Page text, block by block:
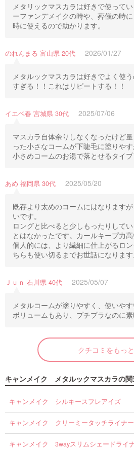
メタリックマスカラは好きで使って
ーファンデメイクの時や、葬儀の時
時に使えるので助かります。
のれんまる 富山県 20代 2026/01/27
メタルックマスカラは好きでよく使
すぎる！！これはリピートする！！
イエベ春 宮城県 30代 2025/07/06
マスカラ自体余りしなくなったけど
った小さなコームが下睫毛に塗りや
小さめコームのお湯で落とせるタイ
あめ 福岡県 30代 2025/05/20
既存より太めのコームにはなります
いです。
ロングと比べると少しもったりして
とはなかったです。カールキープ力高
個人的には、より繊細に仕上がるロ
ちらも使い切るまでお世話になります
Ｊｕｎ 石川県 40代 2025/05/07
メタルコームが塗りやすく、使いやす
ボリュームもあり、プチプラなのに素
クチコミをもっ
キャンメイク メタルックマスカラの関
キャンメイク シルキースフレアイズ
キャンメイク クリーミータッチライナー
キャンメイク 3wayスリムシェードライ